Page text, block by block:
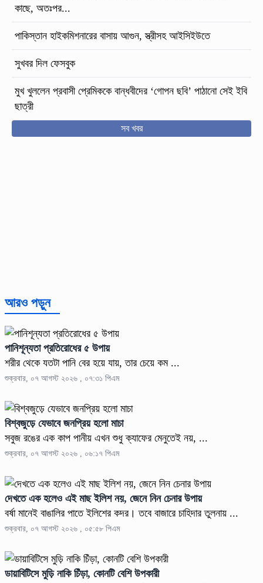
কাছে, অতঃপর...
পাকিস্তান হাইকমিশনারের বাসায় আগুন, স্ত্রীসহ আইসিইউতে
সুখবর দিল ফেসবুক
মুখ খুললেন প্রবাসী প্রেমিককে বান্ধবীদের ‘গোপন ছবি’ পাঠানো সেই ইবি
ছাত্রী
সব খবর
আরও পড়ুন
পানিশূন্যতা প্রতিরোধের ৫ উপায়
শরীর থেকে যতটা পানি বের হয়ে যায়, তার চেয়ে কম ...
শুক্রবার, ০৭ আগস্ট ২০২৬ , ০৭:৩১ পিএম
বিশ্বজুড়ে যেভাবে জনপ্রিয় হলো মাচা
সবুজ রঙের এক কাপ পানীয় এখন শুধু ক্যাফের মেনুতেই নয়, ...
শুক্রবার, ০৭ আগস্ট ২০২৬ , ০৬:১৭ পিএম
দেখতে এক হলেও এই মাছ ইলিশ নয়, জেনে নিন চেনার উপায়
বর্ষা মানেই বাঙালির পাতে ইলিশের কদর। তবে বাজারে চাহিদার তুলনায় ...
শুক্রবার, ০৭ আগস্ট ২০২৬ , ০৫:৫৮ পিএম
ডায়াবিটিসে মুড়ি নাকি চিঁড়া, কোনটি বেশি উপকারী